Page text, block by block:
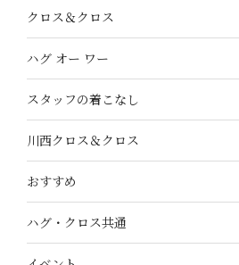
クロス＆クロス
ハグ オー ワー
スタッフの着こなし
川西クロス＆クロス
おすすめ
ハグ・クロス共通